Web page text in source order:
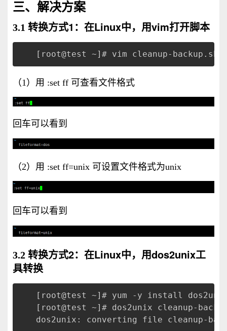
三、解决方案
3.1 转换方式1：在Linux中，用vim打开脚本
[root@test ~]# vim cleanup-backup.sh
（1）用 :set ff 可查看文件格式
回车可以看到
（2） 用 :set ff=unix 可设置文件格式为unix
回车可以看到
3.2 转换方式2：在Linux中，用dos2unix工
具转换
[root@test ~]# yum -y install
[root@test ~]# dos2unix cleanup-
dos2unix: converting file cleanup-